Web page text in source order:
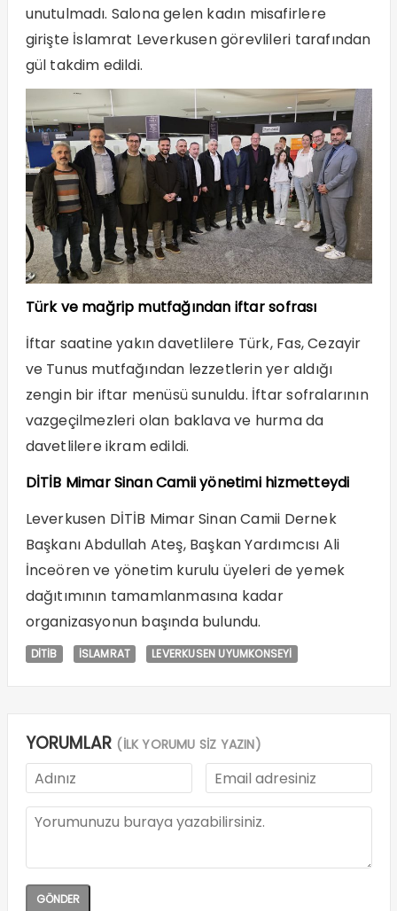
unutulmadı. Salona gelen kadın misafirlere
girişte İslamrat Leverkusen görevlileri tarafından
gül takdim edildi.
Türk ve mağrip mutfağından iftar sofrası
İftar saatine yakın davetlilere Türk, Fas, Cezayir
ve Tunus mutfağından lezzetlerin yer aldığı
zengin bir iftar menüsü sunuldu. İftar sofralarının
vazgeçilmezleri olan baklava ve hurma da
davetlilere ikram edildi.
DİTİB Mimar Sinan Camii yönetimi hizmetteydi
Leverkusen DİTİB Mimar Sinan Camii Dernek
Başkanı Abdullah Ateş, Başkan Yardımcısı Ali
İnceören ve yönetim kurulu üyeleri de yemek
dağıtımının tamamlanmasına kadar
organizasyonun başında bulundu.
DİTİB İSLAMRAT LEVERKUSEN UYUMKONSEYİ
YORUMLAR (İLK YORUMU SİZ YAZIN)